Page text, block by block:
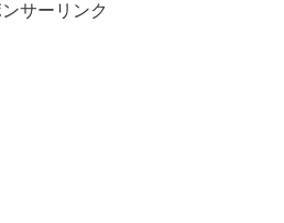
サーリンク